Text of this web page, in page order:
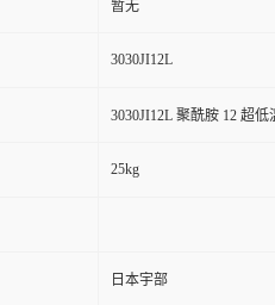
暂无
3030JI12L
3030JI12L 聚酰胺 12 超
25kg
日本宇部